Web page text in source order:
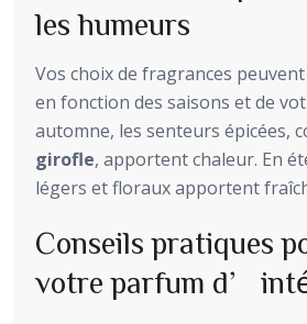
les humeurs
Vos choix de fragrances
en fonction des saisons et de
automne, les senteurs épicées,
girofle, apportent chaleur. En
légers et floraux apportent
Conseils pratiques
votre parfum